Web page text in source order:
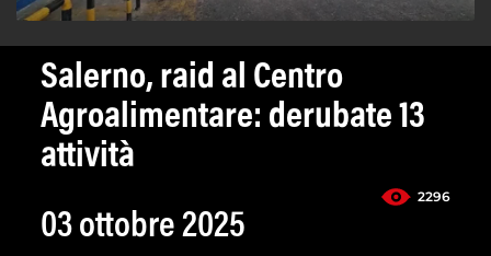
Salerno, raid al Centro
Agroalimentare: derubate 13
attività
2296
03 ottobre 2025